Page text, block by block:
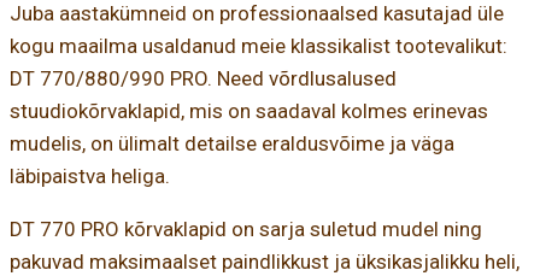
Juba aastakümneid on professionaalsed kasutajad üle
kogu maailma usaldanud meie klassikalist tootevalikut:
DT 770/880/990 PRO. Need võrdlusalused
stuudiokõrvaklapid, mis on saadaval kolmes erinevas
mudelis, on ülimalt detailse eraldusvõime ja väga
läbipaistva heliga.
DT 770 PRO kõrvaklapid on sarja suletud mudel ning
pakuvad maksimaalset paindlikkust ja üksikasjalikku heli,